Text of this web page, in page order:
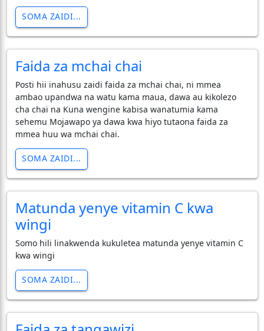
SOMA ZAIDI...
Faida za mchai chai
Posti hii inahusu zaidi faida za mchai chai, ni mmea
ambao upandwa na watu kama maua, dawa au kikolezo
cha chai na Kuna wengine kabisa wanatumia kama
sehemu Mojawapo ya dawa kwa hiyo tutaona faida za
mmea huu wa mchai chai.
SOMA ZAIDI...
Matunda yenye vitamin C kwa
wingi
Somo hili linakwenda kukuletea matunda yenye vitamin C
kwa wingi
SOMA ZAIDI...